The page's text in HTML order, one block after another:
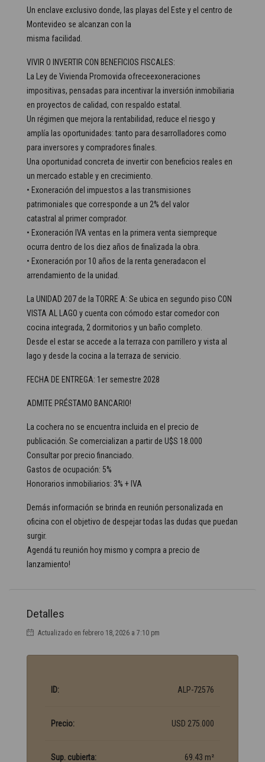
Un enclave exclusivo donde, las playas del Este y el centro de
Montevideo se alcanzan con la
misma facilidad.
VIVIR O INVERTIR CON BENEFICIOS FISCALES:
La Ley de Vivienda Promovida ofreceexoneraciones
impositivas, pensadas para incentivar la inversión inmobiliaria
en proyectos de calidad, con respaldo estatal.
Un régimen que mejora la rentabilidad, reduce el riesgo y
amplía las oportunidades: tanto para desarrolladores como
para inversores y compradores finales.
Una oportunidad concreta de invertir con beneficios reales en
un mercado estable y en crecimiento.
• Exoneración del impuestos a las transmisiones
patrimoniales que corresponde a un 2% del valor
catastral al primer comprador.
• Exoneración IVA ventas en la primera venta siempreque
ocurra dentro de los diez años de finalizada la obra.
• Exoneración por 10 años de la renta generadacon el
arrendamiento de la unidad.
La UNIDAD 207 de la TORRE A: Se ubica en segundo piso CON
VISTA AL LAGO y cuenta con cómodo estar comedor con
cocina integrada, 2 dormitorios y un baño completo.
Desde el estar se accede a la terraza con parrillero y vista al
lago y desde la cocina a la terraza de servicio.
FECHA DE ENTREGA: 1er semestre 2028
ADMITE PRÉSTAMO BANCARIO!
La cochera no se encuentra incluida en el precio de
publicación. Se comercializan a partir de U$S 18.000
Consultar por precio financiado.
Gastos de ocupación: 5%
Honorarios inmobiliarios: 3% + IVA
Demás información se brinda en reunión personalizada en
oficina con el objetivo de despejar todas las dudas que puedan
surgir.
Agendá tu reunión hoy mismo y compra a precio de
lanzamiento!
Detalles
Actualizado en febrero 18, 2026 a 7:10 pm
ID: ALP-72576
Precio: USD 275.000
Sup. cubierta: 69.43 m²